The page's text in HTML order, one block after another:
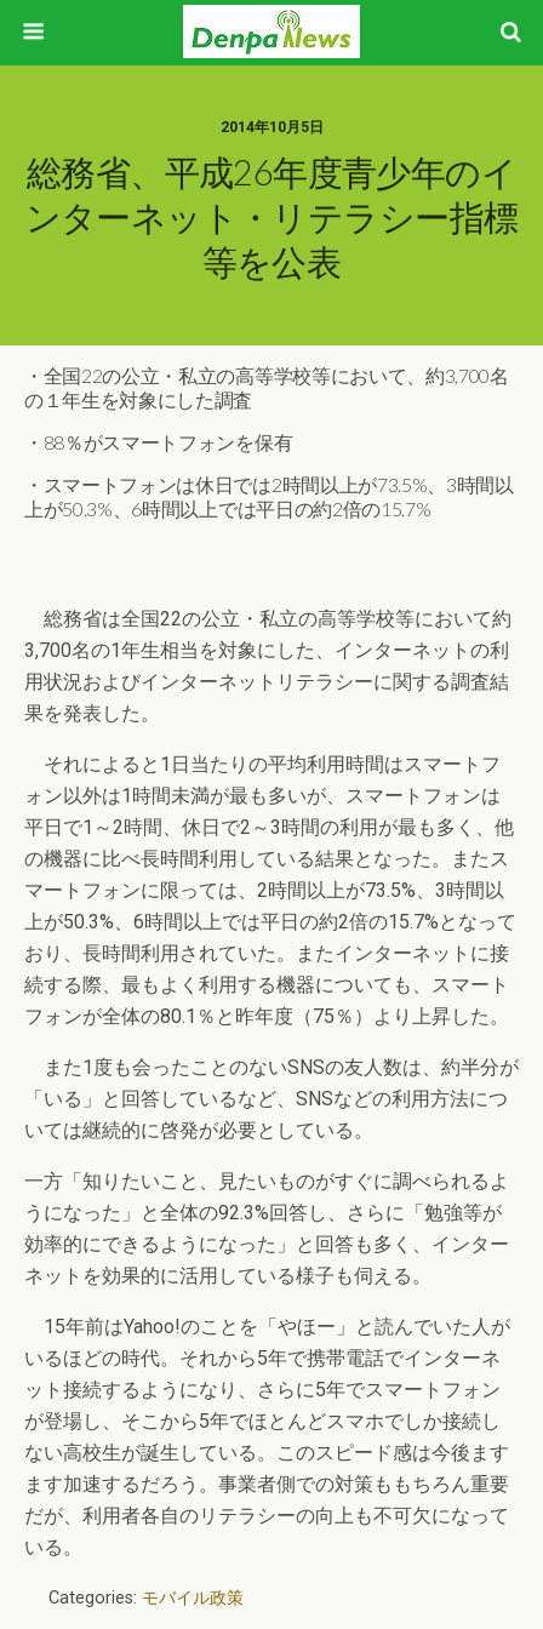
2014年10月5日
総務省、平成26年度青少年のイ
ンターネット・リテラシー指標
等を公表
・全国22の公立・私立の高等学校等において、約3,700名
の１年生を対象にした調査
・88％がスマートフォンを保有
・スマートフォンは休日では2時間以上が73.5%、3時間以
上が50.3%、6時間以上では平日の約2倍の15.7%
総務省は全国22の公立・私立の高等学校等において約
3,700名の1年生相当を対象にした、インターネットの利
用状況およびインターネットリテラシーに関する調査結
果を発表した。
それによると1日当たりの平均利用時間はスマートフ
ォン以外は1時間未満が最も多いが、スマートフォンは
平日で1～2時間、休日で2～3時間の利用が最も多く、他
の機器に比べ長時間利用している結果となった。またス
マートフォンに限っては、2時間以上が73.5%、3時間以
上が50.3%、6時間以上では平日の約2倍の15.7%となって
おり、長時間利用されていた。またインターネットに接
続する際、最もよく利用する機器についても、スマート
フォンが全体の80.1％と昨年度（75％）より上昇した。
また1度も会ったことのないSNSの友人数は、約半分が
「いる」と回答しているなど、SNSなどの利用方法につ
いては継続的に啓発が必要としている。
一方「知りたいこと、見たいものがすぐに調べられるよ
うになった」と全体の92.3%回答し、さらに「勉強等が
効率的にできるようになった」と回答も多く、インター
ネットを効果的に活用している様子も伺える。
15年前はYahoo!のことを「やほー」と読んでいた人が
いるほどの時代。それから5年で携帯電話でインターネ
ット接続するようになり、さらに5年でスマートフォン
が登場し、そこから5年でほとんどスマホでしか接続し
ない高校生が誕生している。このスピード感は今後ます
ます加速するだろう。事業者側での対策ももちろん重要
だが、利用者各自のリテラシーの向上も不可欠になって
いる。
Categories: モバイル政策